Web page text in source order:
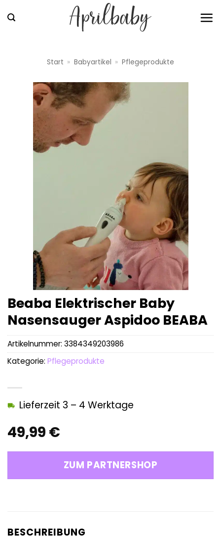
Inhalt
Start » Babyartikel » Pflegeprodukte
Beaba Elektrischer Baby
Nasensauger Aspidoo BEABA
49,99 €
Lieferzeit 3 – 4 Werktage
ZUM PARTNERSHOP
Artikelnummer: 3384349203986
Kategorie: Pflegeprodukte
BESCHREIBUNG